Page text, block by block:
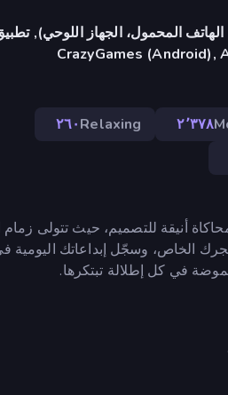
المحمول، الجهاز اللوحي),
CrazyGames (Android),
٢٬٣٧٨ Relaxing٢٦٠
أنيقة للتصميم، حيث تتولى زمام
متجرك الخاص، وسجّل إبداعاتك
في كل إطلالة تبتكرها.